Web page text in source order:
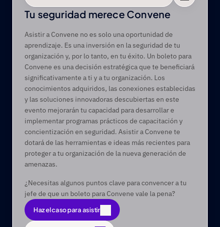
Tu seguridad merece Convene
Asistir a Convene no es solo una oportunidad de
aprendizaje. Es una inversión en la seguridad de tu
organización y, por lo tanto, en tu éxito. Un boleto para
Convene es una decisión estratégica que te beneficiará
significativamente a ti y a tu organización. Los
conocimientos adquiridos, las conexiones establecidas
y las soluciones innovadoras descubiertas en este
evento mejorarán tu capacidad para desarrollar e
implementar programas prácticos de capacitación y
concientización en seguridad. Asistir a Convene te
dotará de las herramientas e ideas más recientes para
proteger a tu organización de la nueva generación de
amenazas.
¿Necesitas algunos puntos clave para convencer a tu
jefe de que un boleto para Convene vale la pena?
Haz el caso para asistir
Haz el caso para asistir